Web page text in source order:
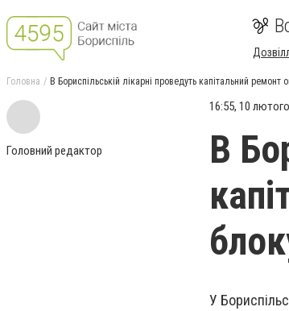
Головна В Бориспільській лікарні проведуть капітальний ремонт
Головний редактор
16:55, 10
В
У